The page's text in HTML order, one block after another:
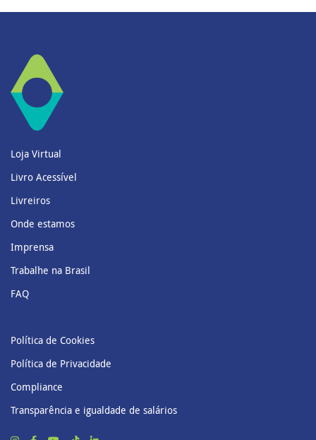
Loja Virtual
Livro Acessível
Livreiros
Onde estamos
Imprensa
Trabalhe na Brasil
FAQ
Política de Cookies
Política de Privacidade
Compliance
Transparência e igualdade de salários